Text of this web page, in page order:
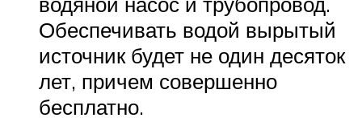
Обеспечивать водой вырытый
источник будет не один десяток
лет, причем совершенно
бесплатно.